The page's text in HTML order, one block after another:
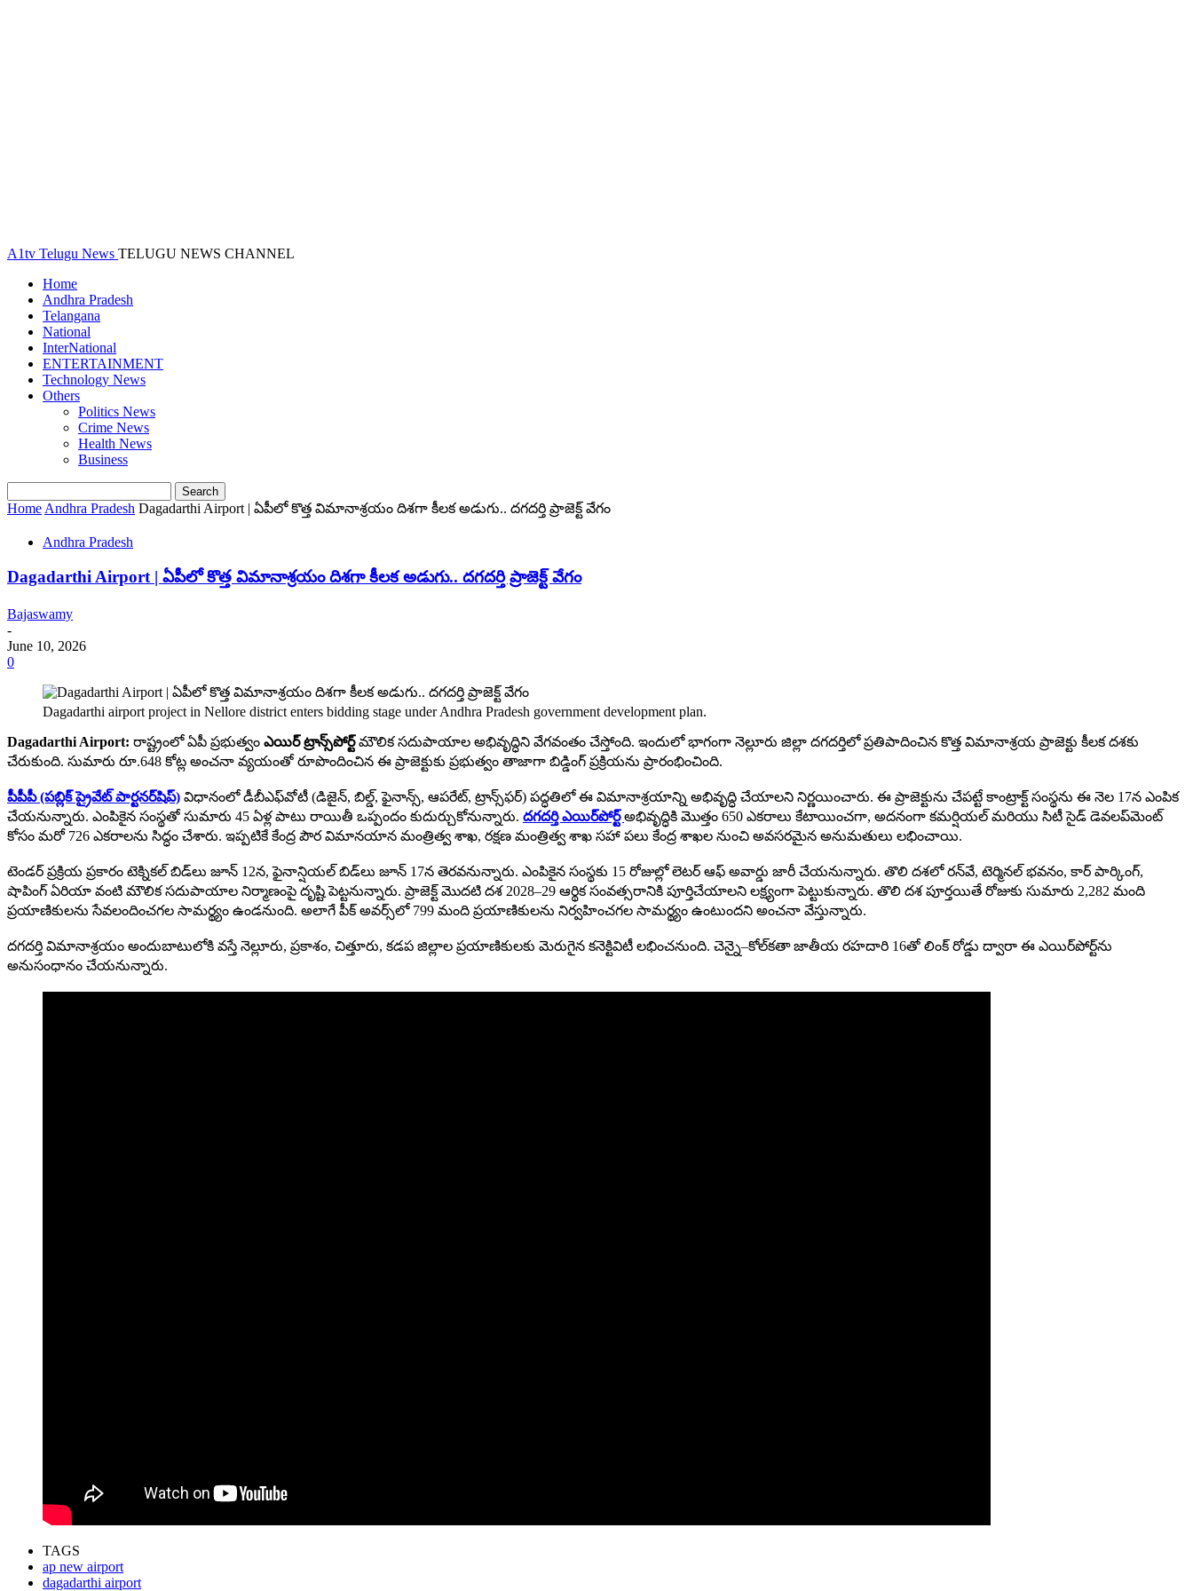
A1tv Telugu News TELUGU NEWS CHANNEL
Home
Andhra Pradesh
Telangana
National
InterNational
ENTERTAINMENT
Technology News
Others
Politics News
Crime News
Health News
Business
Home Andhra Pradesh Dagadarthi Airport | ఏపీలో కొత్త విమానాశ్రయం దిశగా కీలక అడుగు.. దగదర్తి ప్రాజెక్ట్ వేగం
Andhra Pradesh
Dagadarthi Airport | ఏపీలో కొత్త విమానాశ్రయం దిశగా కీలక అడుగు.. దగదర్తి ప్రాజెక్ట్ వేగం
Bajaswamy
-
June 10, 2026
0
Dagadarthi airport project in Nellore district enters bidding stage under Andhra Pradesh government development plan.
Dagadarthi Airport: రాష్ట్రంలో ఏపీ ప్రభుత్వం ఎయిర్ ట్రాన్స్‌పోర్ట్మౌలిక సదుపాయాల అభివృద్ధిని వేగవంతం చేస్తోంది. ఇందులో భాగంగా నెల్లూరు జిల్లా దగదర్తిలో ప్రతిపాదించిన కొత్త విమానాశ్రయ ప్రాజెక్టు కీలక దశకు
చేరుకుంది. సుమారు రూ.648 కోట్ల అంచనా వ్యయంతో రూపొందించిన ఈ ప్రాజెక్టుకు ప్రభుత్వం తాజాగా బిడ్డింగ్ ప్రక్రియను ప్రారంభించింది.
పీపీపీ (పబ్లిక్ ప్రైవేట్ పార్టనర్‌షిప్) విధానంలో డీబీఎఫ్‌వోటీ (డిజైన్, బిల్డ్, ఫైనాన్స్, ఆపరేట్, ట్రాన్స్‌ఫర్) పద్ధతిలో ఈ విమానాశ్రయాన్ని అభివృద్ధి చేయాలని నిర్ణయించారు. ఈ ప్రాజెక్టును చేపట్టే కాంట్రాక్ట్ సంస్థను ఈ నెల 17న ఎంపిక
చేయనున్నారు. ఎంపికైన సంస్థతో సుమారు 45 ఏళ్ల పాటు రాయితీ ఒప్పందం కుదుర్చుకోనున్నారు. దగదర్తి ఎయిర్‌పోర్ట్అభివృద్ధికి మొత్తం 650 ఎకరాలు కేటాయించగా, అదనంగా కమర్షియల్ మరియు సిటీ సైడ్ డెవలప్‌మెంట్
కోసం మరో 726 ఎకరాలను సిద్ధం చేశారు. ఇప్పటికే కేంద్ర పౌర విమానయాన మంత్రిత్వ శాఖ, రక్షణ మంత్రిత్వ శాఖ సహా పలు కేంద్ర శాఖల నుంచి అవసరమైన అనుమతులు లభించాయి.
టెండర్ ప్రక్రియ ప్రకారం టెక్నికల్ బిడ్‌లు జూన్ 12న, ఫైనాన్షియల్ బిడ్‌లు జూన్ 17న తెరవనున్నారు. ఎంపికైన సంస్థకు 15 రోజుల్లో లెటర్ ఆఫ్ అవార్డు జారీ చేయనున్నారు. తొలి దశలో రన్‌వే, టెర్మినల్ భవనం, కార్ పార్కింగ్,
షాపింగ్ ఏరియా వంటి మౌలిక సదుపాయాల నిర్మాణంపై దృష్టి పెట్టనున్నారు. ప్రాజెక్ట్ మొదటి దశ 2028–29 ఆర్థిక సంవత్సరానికి పూర్తిచేయాలని లక్ష్యంగా పెట్టుకున్నారు. తొలి దశ పూర్తయితే రోజుకు సుమారు 2,282 మంది
ప్రయాణికులను సేవలందించగల సామర్థ్యం ఉండనుంది. అలాగే పీక్ అవర్స్‌లో 799 మంది ప్రయాణికులను నిర్వహించగల సామర్థ్యం ఉంటుందని అంచనా వేస్తున్నారు.
దగదర్తి విమానాశ్రయం అందుబాటులోకి వస్తే నెల్లూరు, ప్రకాశం, చిత్తూరు, కడప జిల్లాల ప్రయాణికులకు మెరుగైన కనెక్టివిటీ లభించనుంది. చెన్నై–కోల్‌కతా జాతీయ రహదారి 16తో లింక్ రోడ్డు ద్వారా ఈ ఎయిర్‌పోర్ట్‌ను
అనుసంధానం చేయనున్నారు.
TAGS
ap new airport
dagadarthi airport